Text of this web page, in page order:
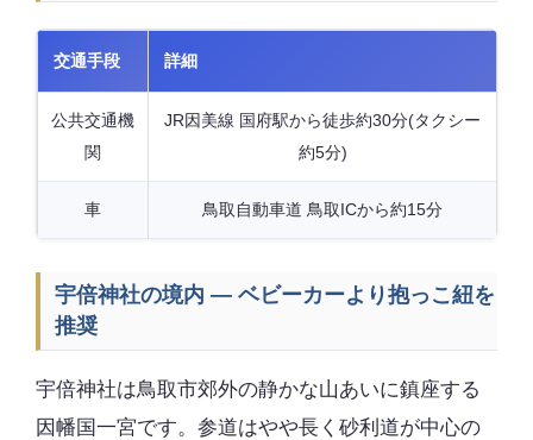
交通手段 詳細
公共交通機
関
JR因美線 国府駅から徒歩約30分(タクシー
約5分)
車 鳥取自動車道 鳥取ICから約15分
宇倍神社の境内 — ベビーカーより抱っこ紐を
推奨
宇倍神社は鳥取市郊外の静かな山あいに鎮座する
因幡国一宮です。参道はやや長く砂利道が中心の